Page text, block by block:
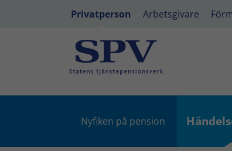
Privatperson Arbetsgivare
Nyfiken på pension